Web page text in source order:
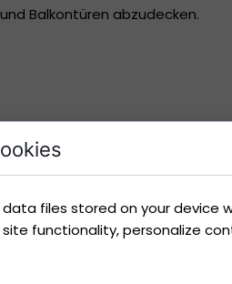
Balkontüren abzudecken.
files stored on your device
functionality, personalize